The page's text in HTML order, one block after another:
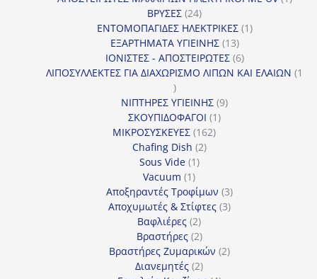
ΒΡΥΣΕΣ 2424
προϊόντα
ΕΝΤΟΜΟΠΑΓΙΔΕΣ ΗΛΕΚΤΡΙΚΕΣ 11
ΕΞΑΡΤΗΜΑΤΑ ΥΓΙΕΙΝΗΣ 1313
προϊόντα
ΙΟΝΙΣΤΕΣ - ΑΠΟΣΤΕΙΡΩΤΕΣ 66
προϊόντα
ΛΙΠΟΣΥΛΛΕΚΤΕΣ ΓΙΑ ΔΙΑΧΩΡΙΣΜΟ ΛΙΠΩΝ ΚΑΙ ΕΛΑΙΩΝ 1
1
προϊόν
ΝΙΠΤΗΡΕΣ ΥΓΙΕΙΝΗΣ 99
ΣΚΟΥΠΙΔΟΦΑΓΟΙ 11
ΜΙΚΡΟΣΥΣΚΕΥΕΣ 162162
Chafing Dish 22
Sous Vide 11
Vacuum 11
προϊόν
Αποξηραντές Τροφίμων 33
προϊόντα
Αποχυμωτές & Στίφτες 33
Βαφλιέρες 22
προϊόντα
Βραστήρες 22
προϊόντα
Βραστήρες Ζυμαρικών 22
Διανεμητές 22